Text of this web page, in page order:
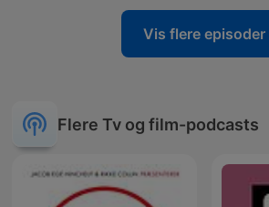
Vis flere episoder
Flere Tv og film-podcasts